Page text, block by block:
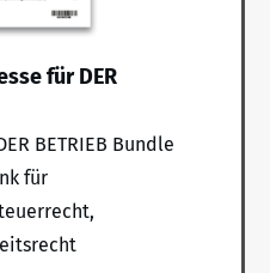
für DER
BETRIEB Bundle
für